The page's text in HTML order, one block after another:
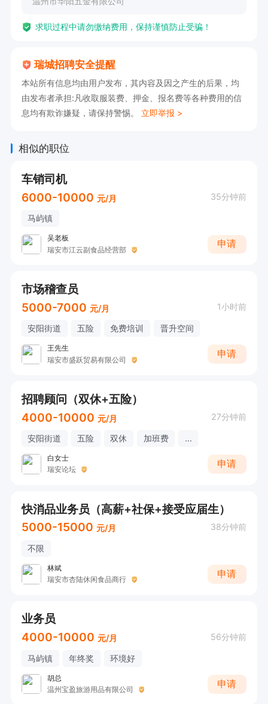
求职过程中请勿缴纳费用，保持谨慎防止受骗！
瑞城招聘安全提醒
本站所有信息均由用户发布，其内容及因之产生的后果，均
由发布者承担:凡收取服装费、押金、报名费等各种费用的信
息均有欺诈嫌疑，请保持警惕。 立即举报 >
相似的职位
车销司机
6000-10000 元/月 35分钟前
马屿镇
吴老板
瑞安市江云副食品经营部
申请
市场稽查员
5000-7000 元/月 1小时前
安阳街道 五险 免费培训 晋升空间
王先生
瑞安市盛跃贸易有限公司
申请
招聘顾问（双休+五险）
4000-10000 元/月 27分钟前
安阳街道 五险 双休 加班费 ...
白女士
瑞安论坛
申请
快消品业务员（高薪+社保+接受应届生）
5000-15000 元/月 38分钟前
不限
林斌
瑞安市杏陆休闲食品商行
申请
业务员
4000-10000 元/月 56分钟前
马屿镇 年终奖 环境好
胡总
温州宝盈旅游用品有限公司
申请